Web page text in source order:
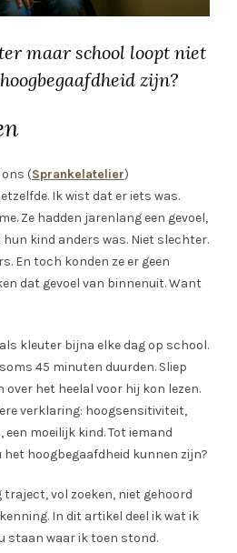
maar school loopt niet
zijn?
ons (Sprankelatelier)
Ik wist dat er iets was.
Ze hadden jarenlang een gevoel,
kind anders was. Niet slechter.
En toch konden ze er geen
dat gevoel van binnenuit. Want
kleuter bijna elke dag op school.
45 minuten duurden. Sliep
over het heelal voor hij kon lezen.
verklaring: hoogsensitiviteit,
moeilijk kind. Tot iemand
hoogbegaafdheid kunnen zijn?
traject, vol zoeken, niet gehoord
In dit artikel deel ik wat ik
staan waar ik toen stond.